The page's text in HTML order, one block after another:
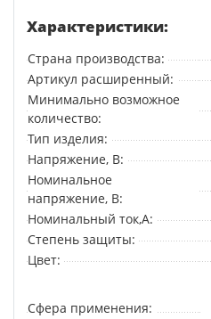
Характеристики:
Страна производства:
Артикул расширенный:
Минимально возможное
количество:
Тип изделия:
Напряжение, В:
Номинальное
напряжение, В:
Номинальный ток,А:
Степень защиты:
Цвет:
Сфера применения: